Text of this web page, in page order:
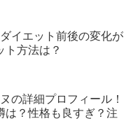
イエット前後の変化が
ト方法は？
の詳細プロフィール！
は？性格も良すぎ？注